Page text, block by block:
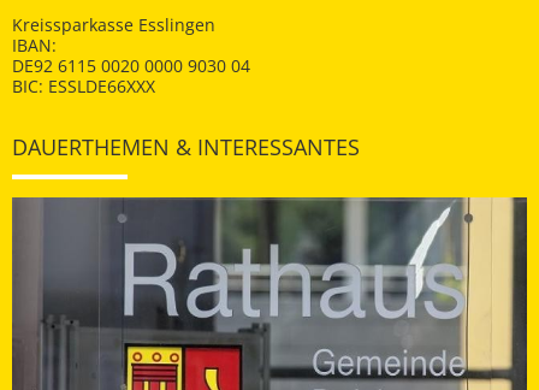
Kreissparkasse Esslingen
IBAN:
DE92 6115 0020 0000 9030 04
BIC: ESSLDE66XXX
DAUERTHEMEN & INTERESSANTES